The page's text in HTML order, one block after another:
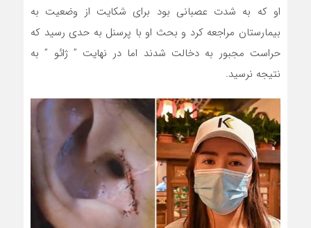
او که به شدت عصبانی بود برای شکایت از وضعیت به
بیمارستان مراجعه کرد و بحث او با پرسنل به حدی رسید که
حراست مجبور به دخالت شدند اما در نهایت ” ژائو ” به
نتیجه نرسید.